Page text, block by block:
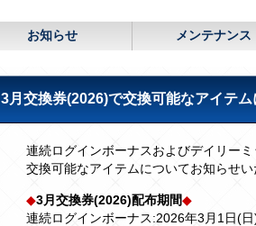
お知らせ メンテナンス
3月交換券(2026)で交換可能なアイテ
連続ログインボーナスおよびデイリー
交換可能なアイテムについてお知らせ
◆3月交換券(2026)配布期間◆
連続ログインボーナス:2026年3月1日(